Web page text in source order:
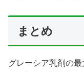
まとめ
グレーシア乳剤の